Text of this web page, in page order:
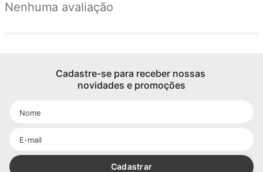
Nenhuma avaliação
Cadastre-se para receber nossas
novidades e promoções
Cadastrar